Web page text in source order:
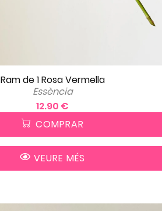
Ram de 1 Rosa Vermella
Essència
12.90 €
COMPRAR
VEURE MÉS